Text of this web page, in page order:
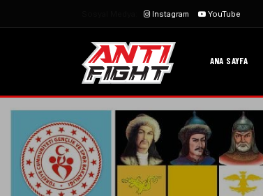
Instagram YouTube
ANA SAYFA